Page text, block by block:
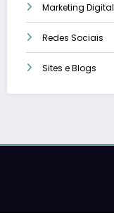
Marketing Digital
Redes Sociais
Sites e Blogs